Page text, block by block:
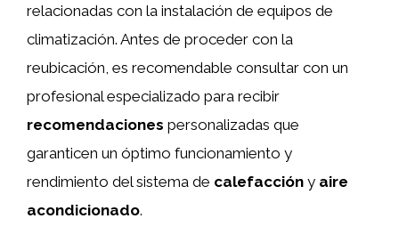
relacionadas con la instalación de equipos de
climatización. Antes de proceder con la
reubicación, es recomendable consultar con un
profesional especializado para recibir
recomendaciones personalizadas que
garanticen un óptimo funcionamiento y
rendimiento del sistema de calefacción y aire
acondicionado.